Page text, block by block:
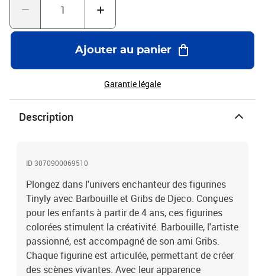
Ajouter au panier
Garantie légale
Description
ID 3070900069510
Plongez dans l'univers enchanteur des figurines
Tinyly avec Barbouille et Gribs de Djeco. Conçues
pour les enfants à partir de 4 ans, ces figurines
colorées stimulent la créativité. Barbouille, l'artiste
passionné, est accompagné de son ami Gribs.
Chaque figurine est articulée, permettant de créer
des scènes vivantes. Avec leur apparence